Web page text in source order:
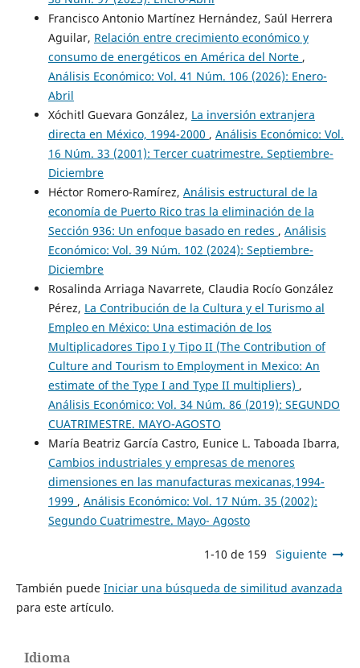
Francisco Antonio Martínez Hernández, Saúl Herrera
Aguilar, Relación entre crecimiento económico y
consumo de energéticos en América del Norte ,
Análisis Económico: Vol. 41 Núm. 106 (2026): Enero-
Abril
Xóchitl Guevara González, La inversión extranjera
directa en México, 1994-2000 , Análisis Económico: Vol.
16 Núm. 33 (2001): Tercer cuatrimestre. Septiembre-
Diciembre
Héctor Romero-Ramírez, Análisis estructural de la
economía de Puerto Rico tras la eliminación de la
Sección 936: Un enfoque basado en redes , Análisis
Económico: Vol. 39 Núm. 102 (2024): Septiembre-
Diciembre
Rosalinda Arriaga Navarrete, Claudia Rocío González
Pérez, La Contribución de la Cultura y el Turismo al
Empleo en México: Una estimación de los
Multiplicadores Tipo I y Tipo II (The Contribution of
Culture and Tourism to Employment in Mexico: An
estimate of the Type I and Type II multipliers) ,
Análisis Económico: Vol. 34 Núm. 86 (2019): SEGUNDO
CUATRIMESTRE. MAYO-AGOSTO
María Beatriz García Castro, Eunice L. Taboada Ibarra,
Cambios industriales y empresas de menores
dimensiones en las manufacturas mexicanas,1994-
1999 , Análisis Económico: Vol. 17 Núm. 35 (2002):
Segundo Cuatrimestre. Mayo- Agosto
1-10 de 159 Siguiente
También puede Iniciar una búsqueda de similitud avanzada
para este artículo.
Idioma